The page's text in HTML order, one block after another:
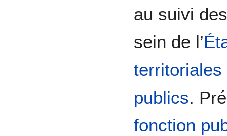
au suivi
sein de l’
territoriales
publics.
fonction